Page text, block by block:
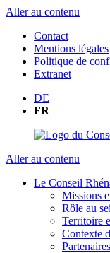
Aller au contenu
Contact
Mentions légales
Politique de
Extranet
DE
FR
Aller au contenu
Le Conseil
Missions
Rôle au
Territoire
Contexte
Partenaires